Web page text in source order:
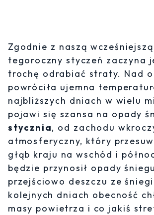
Zgodnie z naszą wcześniejszą
tegoroczny styczeń zaczyna
trochę odrabiać straty. Nad
powróciła ujemna
najbliższych dniach w wielu
pojawi się szansa na opady
stycznia, od zachodu
atmosferyczny, który
głąb kraju na wschód i
będzie przynosił opady
przejściowo deszczu ze
kolejnych dniach obecność
masy powietrza i co jakiś